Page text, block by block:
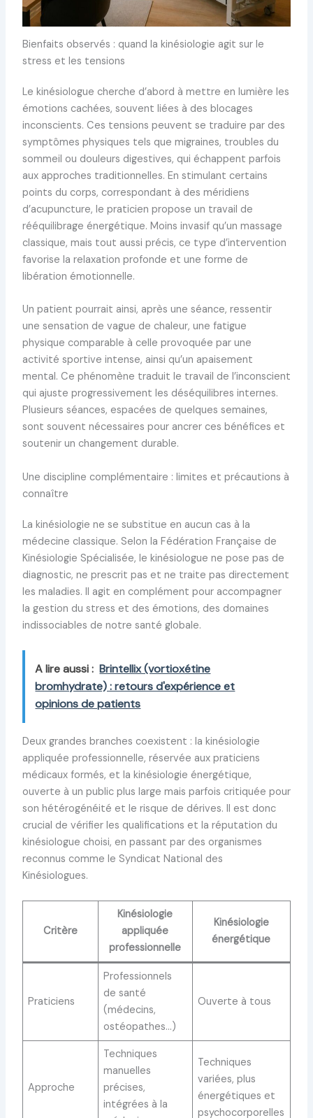
Bienfaits observés : quand la kinésiologie agit sur le
stress et les tensions
Le kinésiologue cherche d’abord à mettre en lumière les
émotions cachées, souvent liées à des blocages
inconscients. Ces tensions peuvent se traduire par des
symptômes physiques tels que migraines, troubles du
sommeil ou douleurs digestives, qui échappent parfois
aux approches traditionnelles. En stimulant certains
points du corps, correspondant à des méridiens
d’acupuncture, le praticien propose un travail de
rééquilibrage énergétique. Moins invasif qu’un massage
classique, mais tout aussi précis, ce type d’intervention
favorise la relaxation profonde et une forme de
libération émotionnelle.
Un patient pourrait ainsi, après une séance, ressentir
une sensation de vague de chaleur, une fatigue
physique comparable à celle provoquée par une
activité sportive intense, ainsi qu’un apaisement
mental. Ce phénomène traduit le travail de l’inconscient
qui ajuste progressivement les déséquilibres internes.
Plusieurs séances, espacées de quelques semaines,
sont souvent nécessaires pour ancrer ces bénéfices et
soutenir un changement durable.
Une discipline complémentaire : limites et précautions à
connaître
La kinésiologie ne se substitue en aucun cas à la
médecine classique. Selon la Fédération Française de
Kinésiologie Spécialisée, le kinésiologue ne pose pas de
diagnostic, ne prescrit pas et ne traite pas directement
les maladies. Il agit en complément pour accompagner
la gestion du stress et des émotions, des domaines
indissociables de notre santé globale.
A lire aussi : Brintellix (vortioxétine
bromhydrate) : retours d'expérience et
opinions de patients
Deux grandes branches coexistent : la kinésiologie
appliquée professionnelle, réservée aux praticiens
médicaux formés, et la kinésiologie énergétique,
ouverte à un public plus large mais parfois critiquée pour
son hétérogénéité et le risque de dérives. Il est donc
crucial de vérifier les qualifications et la réputation du
kinésiologue choisi, en passant par des organismes
reconnus comme le Syndicat National des
Kinésiologues.
Critère
Kinésiologie
appliquée
professionnelle
Kinésiologie
énergétique
Praticiens
Professionnels
de santé
(médecins,
ostéopathes…)
Ouverte à tous
Approche
Techniques
manuelles
précises,
intégrées à la
Techniques
variées, plus
énergétiques et
psychocorporelles